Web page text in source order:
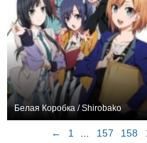
Белая Коробка / Shirobako
← 1 157 158